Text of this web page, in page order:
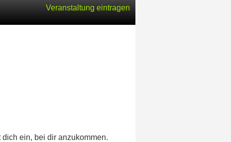
Veranstaltung eintragen
ein, bei dir anzukommen.